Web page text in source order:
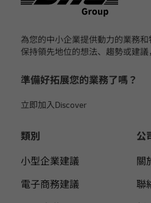
為您的中小企業提供動力的業務
保持領先地位的想法、趨勢或建議
準備好拓展您的業務了嗎？
立即加入Discover
類別
小型企業建議
電子商務建議
公
關
聯